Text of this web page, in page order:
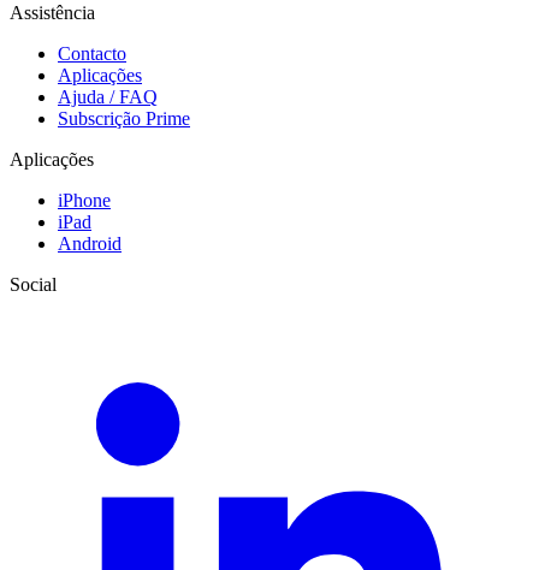
Assistência
Contacto
Aplicações
Ajuda / FAQ
Subscrição Prime
Aplicações
iPhone
iPad
Android
Social